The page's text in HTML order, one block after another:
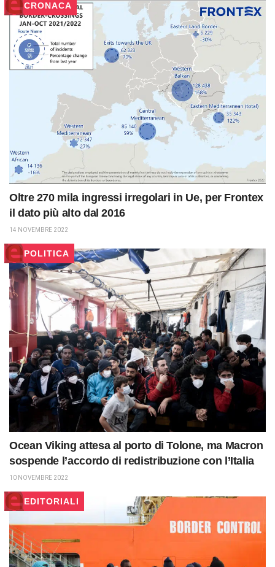
CRONACA
Oltre 270 mila ingressi irregolari in Ue, per Frontex
il dato più alto dal 2016
14 NOVEMBRE 2022
POLITICA
Ocean Viking attesa al porto di Tolone, ma Macron
sospende l’accordo di redistribuzione con l’Italia
10 NOVEMBRE 2022
EDITORIALI